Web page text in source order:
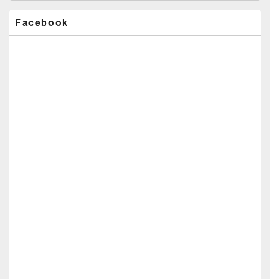
Facebook